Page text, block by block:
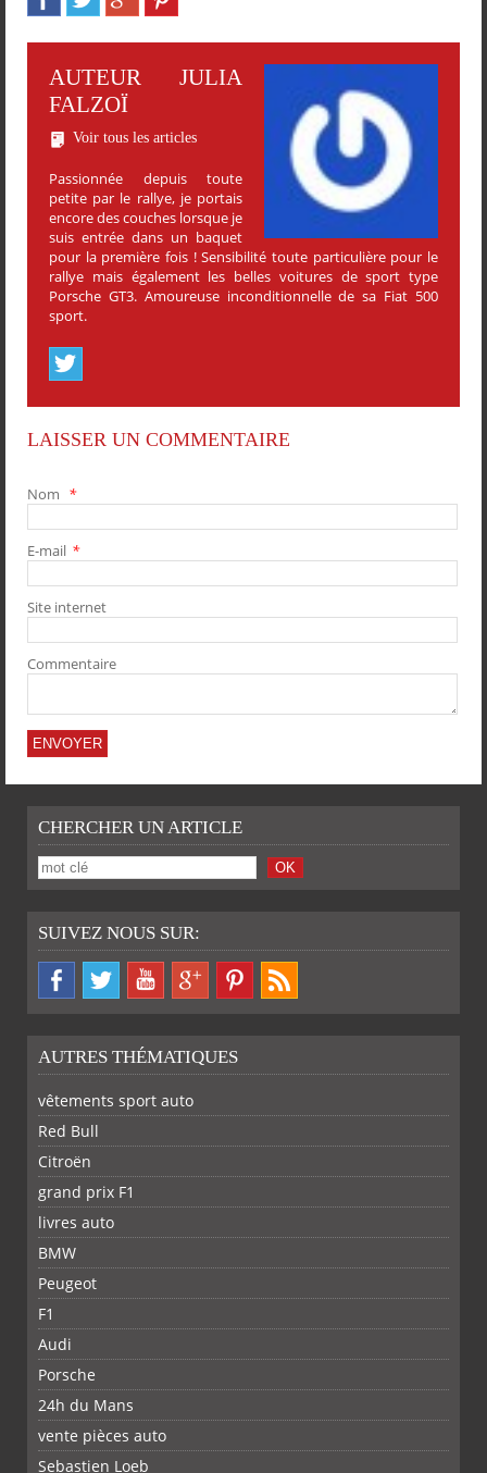
PARTAGERPARTAGERPARTAGERPARTAGER
AUTEUR JULIA
FALZOÏ
Voir tous les articles
Passionnée depuis toute
petite par le rallye, je portais
encore des couches lorsque je
suis entrée dans un baquet
pour la première fois ! Sensibilité toute particulière pour le
rallye mais également les belles voitures de sport type
Porsche GT3. Amoureuse inconditionnelle de sa Fiat 500
sport.
LAISSER UN COMMENTAIRE
Nom *
E-mail *
Site internet
Commentaire
CHERCHER UN ARTICLE
SUIVEZ NOUS SUR:
AUTRES THÉMATIQUES
vêtements sport auto
Red Bull
Citroën
grand prix F1
livres auto
BMW
Peugeot
F1
Audi
Porsche
24h du Mans
vente pièces auto
Sebastien Loeb